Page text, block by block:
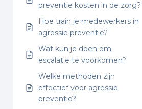
preventie kosten in de zorg?
Hoe train je medewerkers in
agressie preventie?
Wat kun je doen om
escalatie te voorkomen?
Welke methoden zijn
effectief voor agressie
preventie?